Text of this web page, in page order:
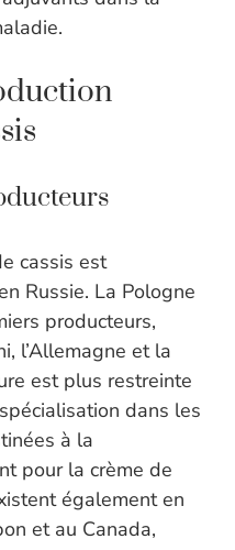
cassis est
Russie. La Pologne
producteurs,
l’Allemagne et la
est plus restreinte
dans les
à la
pour la crème de
également en
et au Canada,